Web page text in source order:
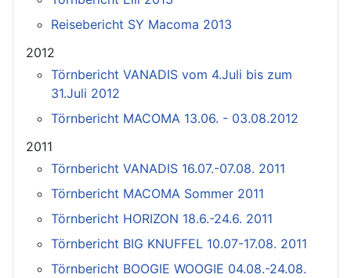
Reisebericht SY Macoma 2013
2012
Törnbericht VANADIS vom 4.Juli bis zum
31.Juli 2012
Törnbericht MACOMA 13.06. - 03.08.2012
2011
Törnbericht VANADIS 16.07.-07.08. 2011
Törnbericht MACOMA Sommer 2011
Törnbericht HORIZON 18.6.-24.6. 2011
Törnbericht BIG KNUFFEL 10.07-17.08. 2011
Törnbericht BOOGIE WOOGIE 04.08.-24.08.